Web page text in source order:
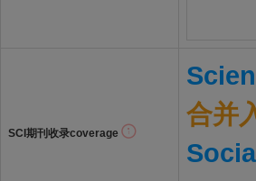
SCI期刊收录coverage
合并